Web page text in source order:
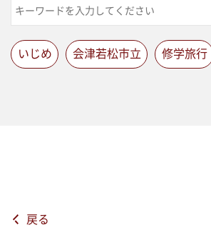
いじめ 会津若松市立 修学旅行
戻る